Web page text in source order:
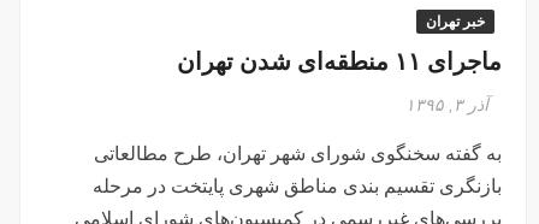
خبر تهران
ماجرای ۱۱ منطقه‌ای شدن تهران
آذر ۳, ۱۳۹۵
به گفته سخنگوی شورای شهر تهران، طرح مطالعاتی
بازنگری تقسیم بندی مناطق شهری پایتخت در مرحله
بررسی‌های غیررسمی در کمیسیون‌های شورای اسلامی